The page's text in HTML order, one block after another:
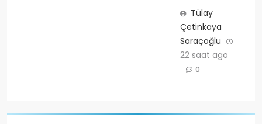
Tülay
Çetinkaya
Saraçoğlu
22 saat ago
0